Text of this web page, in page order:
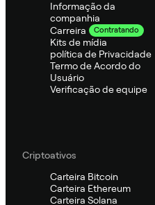
Informação da
companhia
Carreira
Contratando
Kits de mídia
política de Privacidade
Termo de Acordo do
Usuário
Verificação de equipe
Criptoativos
Carteira Bitcoin
Carteira Ethereum
Carteira Solana